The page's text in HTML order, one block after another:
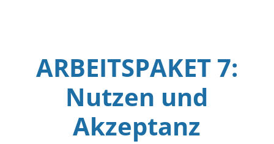
ARBEITSPAKET 7:
Nutzen und
Akzeptanz